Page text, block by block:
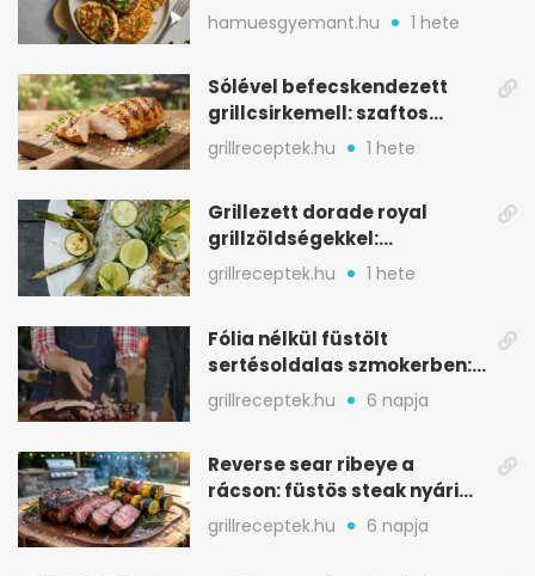
aranybarna, szaftos, hús
nélkül is
hamuesgyemant.hu 1 hete
Sólével befecskendezett
grillcsirkemell: szaftos
marad, nem szárad ki
grillreceptek.hu 1 hete
Grillezett dorade royal
grillzöldségekkel:
mediterrán ízek a rostélyról
grillreceptek.hu 1 hete
Fólia nélkül füstölt
sertésoldalas szmokerben:
ropogós bark, 6 óra
grillreceptek.hu 6 napja
Reverse sear ribeye a
rácson: füstös steak nyári
tökkebabbal
grillreceptek.hu 6 napja